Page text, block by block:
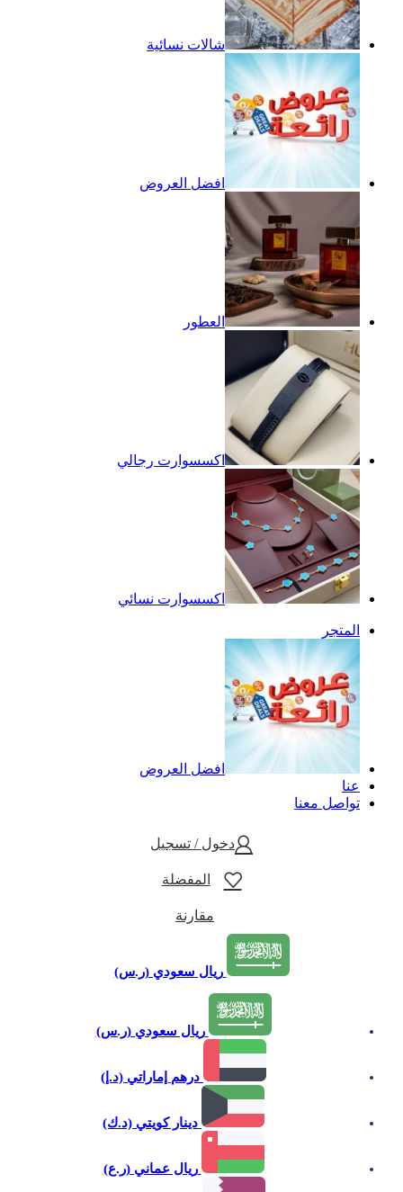
شالات نسائية
افضل العروض
العطور
اكسسوارت رجالي
اكسسوارت نسائي
المتجر
افضل العروض
عنا
تواصل معنا
دخول / تسجيل
المفضلة
مقارنة
ريال سعودي (ر.س)
ريال سعودي (ر.س)
درهم إماراتي (د.إ)
دينار كويتي (د.ك)
ريال عماني (ر.ع)